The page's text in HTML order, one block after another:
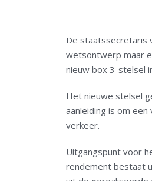
De staatssecretaris
wetsontwerp maar
nieuw box 3-stelsel
Het nieuwe stelsel
aanleiding is om
verkeer.
Uitgangspunt voor
rendement bestaat